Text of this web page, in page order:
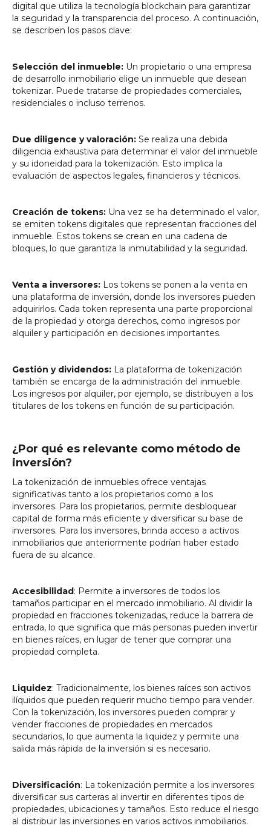
digital que utiliza la tecnología blockchain para garantizar
la seguridad y la transparencia del proceso. A continuación,
se describen los pasos clave:
Selección del inmueble: Un propietario o una empresa
de desarrollo inmobiliario elige un inmueble que desean
tokenizar. Puede tratarse de propiedades comerciales,
residenciales o incluso terrenos.
Due diligence y valoración: Se realiza una debida
diligencia exhaustiva para determinar el valor del inmueble
y su idoneidad para la tokenización. Esto implica la
evaluación de aspectos legales, financieros y técnicos.
Creación de tokens: Una vez se ha determinado el valor,
se emiten tokens digitales que representan fracciones del
inmueble. Estos tokens se crean en una cadena de
bloques, lo que garantiza la inmutabilidad y la seguridad.
Venta a inversores: Los tokens se ponen a la venta en
una plataforma de inversión, donde los inversores pueden
adquirirlos. Cada token representa una parte proporcional
de la propiedad y otorga derechos, como ingresos por
alquiler y participación en decisiones importantes.
Gestión y dividendos: La plataforma de tokenización
también se encarga de la administración del inmueble.
Los ingresos por alquiler, por ejemplo, se distribuyen a los
titulares de los tokens en función de su participación.
¿Por qué es relevante como método de
inversión?
La tokenización de inmuebles ofrece ventajas
significativas tanto a los propietarios como a los
inversores. Para los propietarios, permite desbloquear
capital de forma más eficiente y diversificar su base de
inversores. Para los inversores, brinda acceso a activos
inmobiliarios que anteriormente podrían haber estado
fuera de su alcance.
Accesibilidad: Permite a inversores de todos los
tamaños participar en el mercado inmobiliario. Al dividir la
propiedad en fracciones tokenizadas, reduce la barrera de
entrada, lo que significa que más personas pueden invertir
en bienes raíces, en lugar de tener que comprar una
propiedad completa.
Liquidez: Tradicionalmente, los bienes raíces son activos
ilíquidos que pueden requerir mucho tiempo para vender.
Con la tokenización, los inversores pueden comprar y
vender fracciones de propiedades en mercados
secundarios, lo que aumenta la liquidez y permite una
salida más rápida de la inversión si es necesario.
Diversificación: La tokenización permite a los inversores
diversificar sus carteras al invertir en diferentes tipos de
propiedades, ubicaciones y tamaños. Esto reduce el riesgo
al distribuir las inversiones en varios activos inmobiliarios.